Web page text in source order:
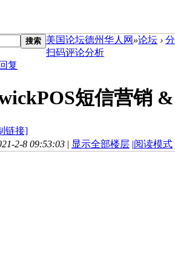
搜索 美国论坛德州华人网 »论坛 ›
扫码评论分析
短信营销
链接]
2-8 09:53:03 | 显示全部楼层 |阅读模式